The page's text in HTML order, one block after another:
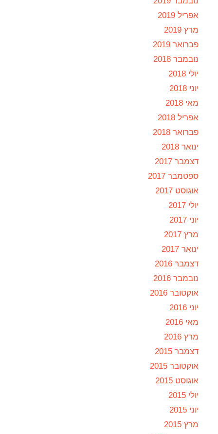
אפריל 2019
מרץ 2019
פברואר 2019
נובמבר 2018
יולי 2018
יוני 2018
מאי 2018
אפריל 2018
פברואר 2018
ינואר 2018
דצמבר 2017
ספטמבר 2017
אוגוסט 2017
יולי 2017
יוני 2017
מרץ 2017
ינואר 2017
דצמבר 2016
נובמבר 2016
אוקטובר 2016
יוני 2016
מאי 2016
מרץ 2016
דצמבר 2015
אוקטובר 2015
אוגוסט 2015
יולי 2015
יוני 2015
מרץ 2015